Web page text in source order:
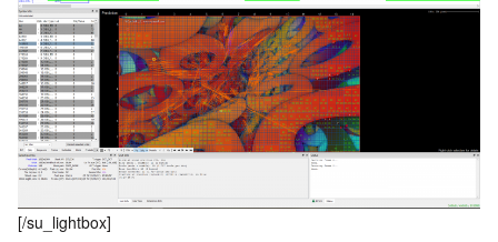
[/su_lightbox]